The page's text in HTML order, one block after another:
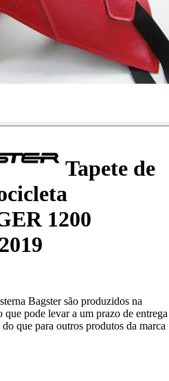
Tapete de
1200
Bagster são produzidos na
pode levar a um prazo de entrega
que para outros produtos da marca